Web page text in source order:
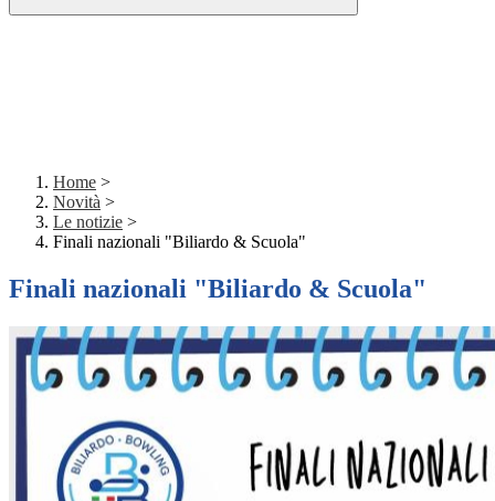
Home >
Novità >
Le notizie >
Finali nazionali "Biliardo & Scuola"
Finali nazionali "Biliardo & Scuola"